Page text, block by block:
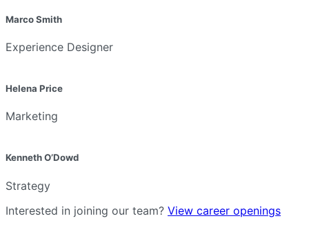
Marco Smith
Experience Designer
Helena Price
Marketing
Kenneth O’Dowd
Strategy
Interested in joining our team? View career openings